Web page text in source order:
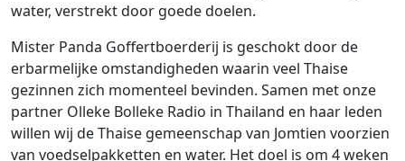
water, verstrekt door goede doelen.
Mister Panda Goffertboerderij is geschokt door de
erbarmelijke omstandigheden waarin veel Thaise
gezinnen zich momenteel bevinden. Samen met onze
partner Olleke Bolleke Radio in Thailand en haar leden
willen wij de Thaise gemeenschap van Jomtien voorzien
van voedselpakketten en water. Het doel is om 4 weken